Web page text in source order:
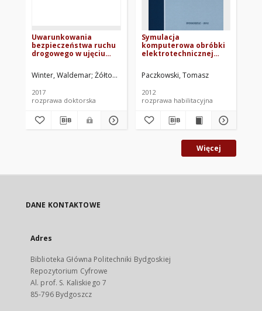
Uwarunkowania
bezpieczeństwa ruchu
drogowego w ujęciu
Winter, Waldemar Żółtowski, Bogdan. Promotor
2017
rozprawa doktorska
Symulacja
komputerowa obróbki
elektrotechnicznej
krzywoliniowych
elektrodą roboczą o
translacyjnym
Paczkowski, Tomasz
2012
rozprawa habilitacyjna
Więcej
DANE KONTAKTOWE
Adres
Biblioteka Główna Politechniki Bydgoskiej
Repozytorium Cyfrowe
Al. prof. S. Kaliskiego 7
85-796 Bydgoszcz